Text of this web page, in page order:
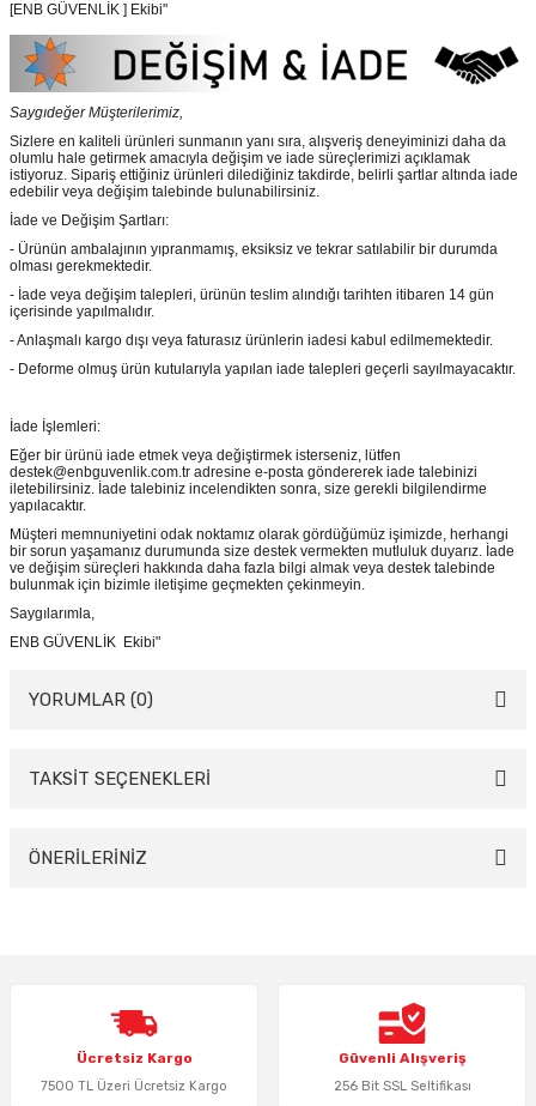
[ENB GÜVENLİK ] Ekibi"
Saygıdeğer Müşterilerimiz,
Sizlere en kaliteli ürünleri sunmanın yanı sıra, alışveriş deneyiminizi daha da
olumlu hale getirmek amacıyla değişim ve iade süreçlerimizi açıklamak
istiyoruz. Sipariş ettiğiniz ürünleri dilediğiniz takdirde, belirli şartlar altında iade
edebilir veya değişim talebinde bulunabilirsiniz.
İade ve Değişim Şartları:
- Ürünün ambalajının yıpranmamış, eksiksiz ve tekrar satılabilir bir durumda
olması gerekmektedir.
- İade veya değişim talepleri, ürünün teslim alındığı tarihten itibaren 14 gün
içerisinde yapılmalıdır.
- Anlaşmalı kargo dışı veya faturasız ürünlerin iadesi kabul edilmemektedir.
- Deforme olmuş ürün kutularıyla yapılan iade talepleri geçerli sayılmayacaktır.
İade İşlemleri:
Eğer bir ürünü iade etmek veya değiştirmek isterseniz, lütfen
destek@enbguvenlik.com.tr adresine e-posta göndererek iade talebinizi
iletebilirsiniz. İade talebiniz incelendikten sonra, size gerekli bilgilendirme
yapılacaktır.
Müşteri memnuniyetini odak noktamız olarak gördüğümüz işimizde, herhangi
bir sorun yaşamanız durumunda size destek vermekten mutluluk duyarız. İade
ve değişim süreçleri hakkında daha fazla bilgi almak veya destek talebinde
bulunmak için bizimle iletişime geçmekten çekinmeyin.
Saygılarımla,
ENB GÜVENLİK Ekibi"
YORUMLAR (0)
Bu ürüne ilk yorumu siz yapın!
TAKSİT SEÇENEKLERİ
ÖNERİLERİNİZ
Ürün resmi kalitesiz, bozuk veya görüntülenemiyor.
Ürün açıklamasında eksik bilgiler bulunuyor.
Ürün bilgilerinde hatalar bulunuyor.
Ücretsiz Kargo
7500 TL Üzeri Ücretsiz Kargo
Güvenli Alışveriş
256 Bit SSL Seltifikası